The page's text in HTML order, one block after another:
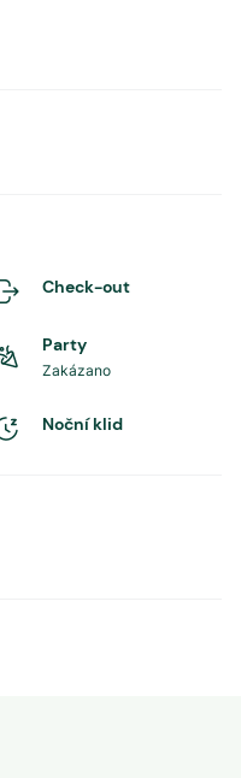
Check-out
Party
Zakázano
Noční klid